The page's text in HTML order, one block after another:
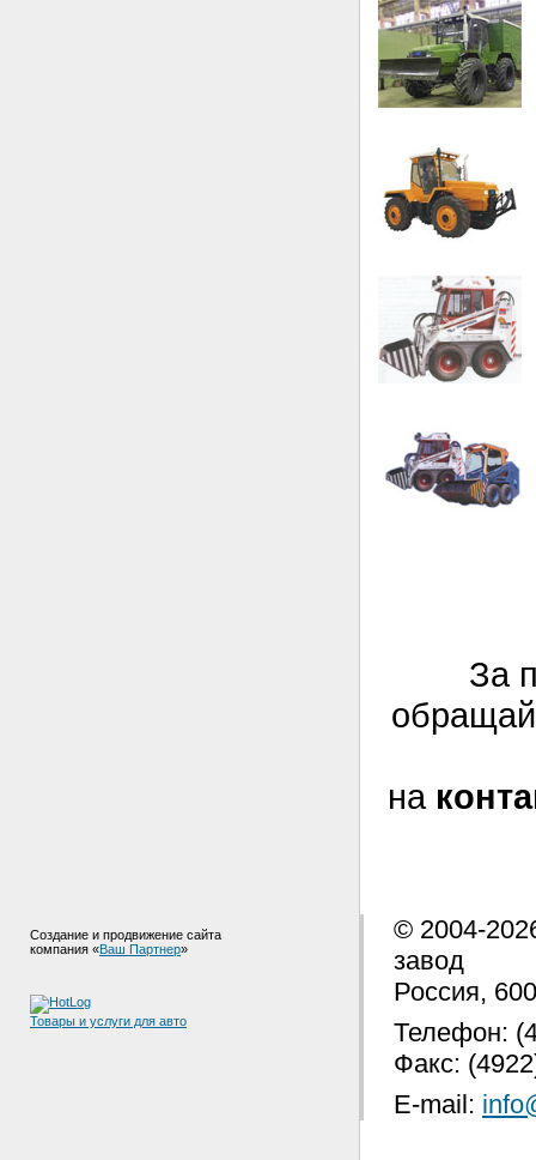
За
на
Создание и продвижение сайта
компания «Ваш Партнер»
Товары и услуги для авто
© 2004-
завод
Россия,
Телефон:
Факс:
E-mail: